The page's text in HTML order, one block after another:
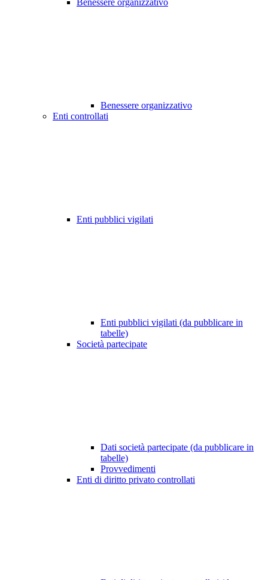
Benessere organizzativo
Benessere organizzativo
Enti controllati
Enti pubblici vigilati
Enti pubblici vigilati (da pubblicare in
tabelle)
Società partecipate
Dati società partecipate (da pubblicare in
tabelle)
Provvedimenti
Enti di diritto privato controllati